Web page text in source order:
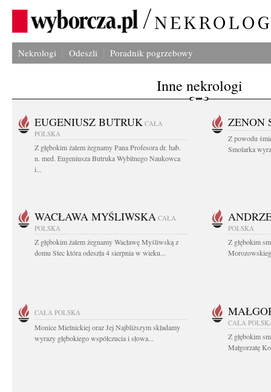
Nekrologi Odeszli Poradnik pogrzebowy
Inne nekrologi
EUGENIUSZ BUTRUK CAŁA
POLSKA
Z głębokim żalem żegnamy Pana Profesora dr. hab.
n. med. Eugeniusza Butruka Wybitnego Naukowca
i...
ZENON
Z powodu
Smolarka
WACŁAWA MYŚLIWSKA CAŁA
POLSKA
Z głębokim żalem żegnamy Wacławę Myśliwską z
domu Stec która odeszła 4 sierpnia w wieku...
POLSKA
Z głębokim
CAŁA POLSKA
Monice Mielnickiej oraz Jej Najbliższym składamy
wyrazy głębokiego współczucia i słowa...
CAŁA
Z głębokim
Małgorzatę